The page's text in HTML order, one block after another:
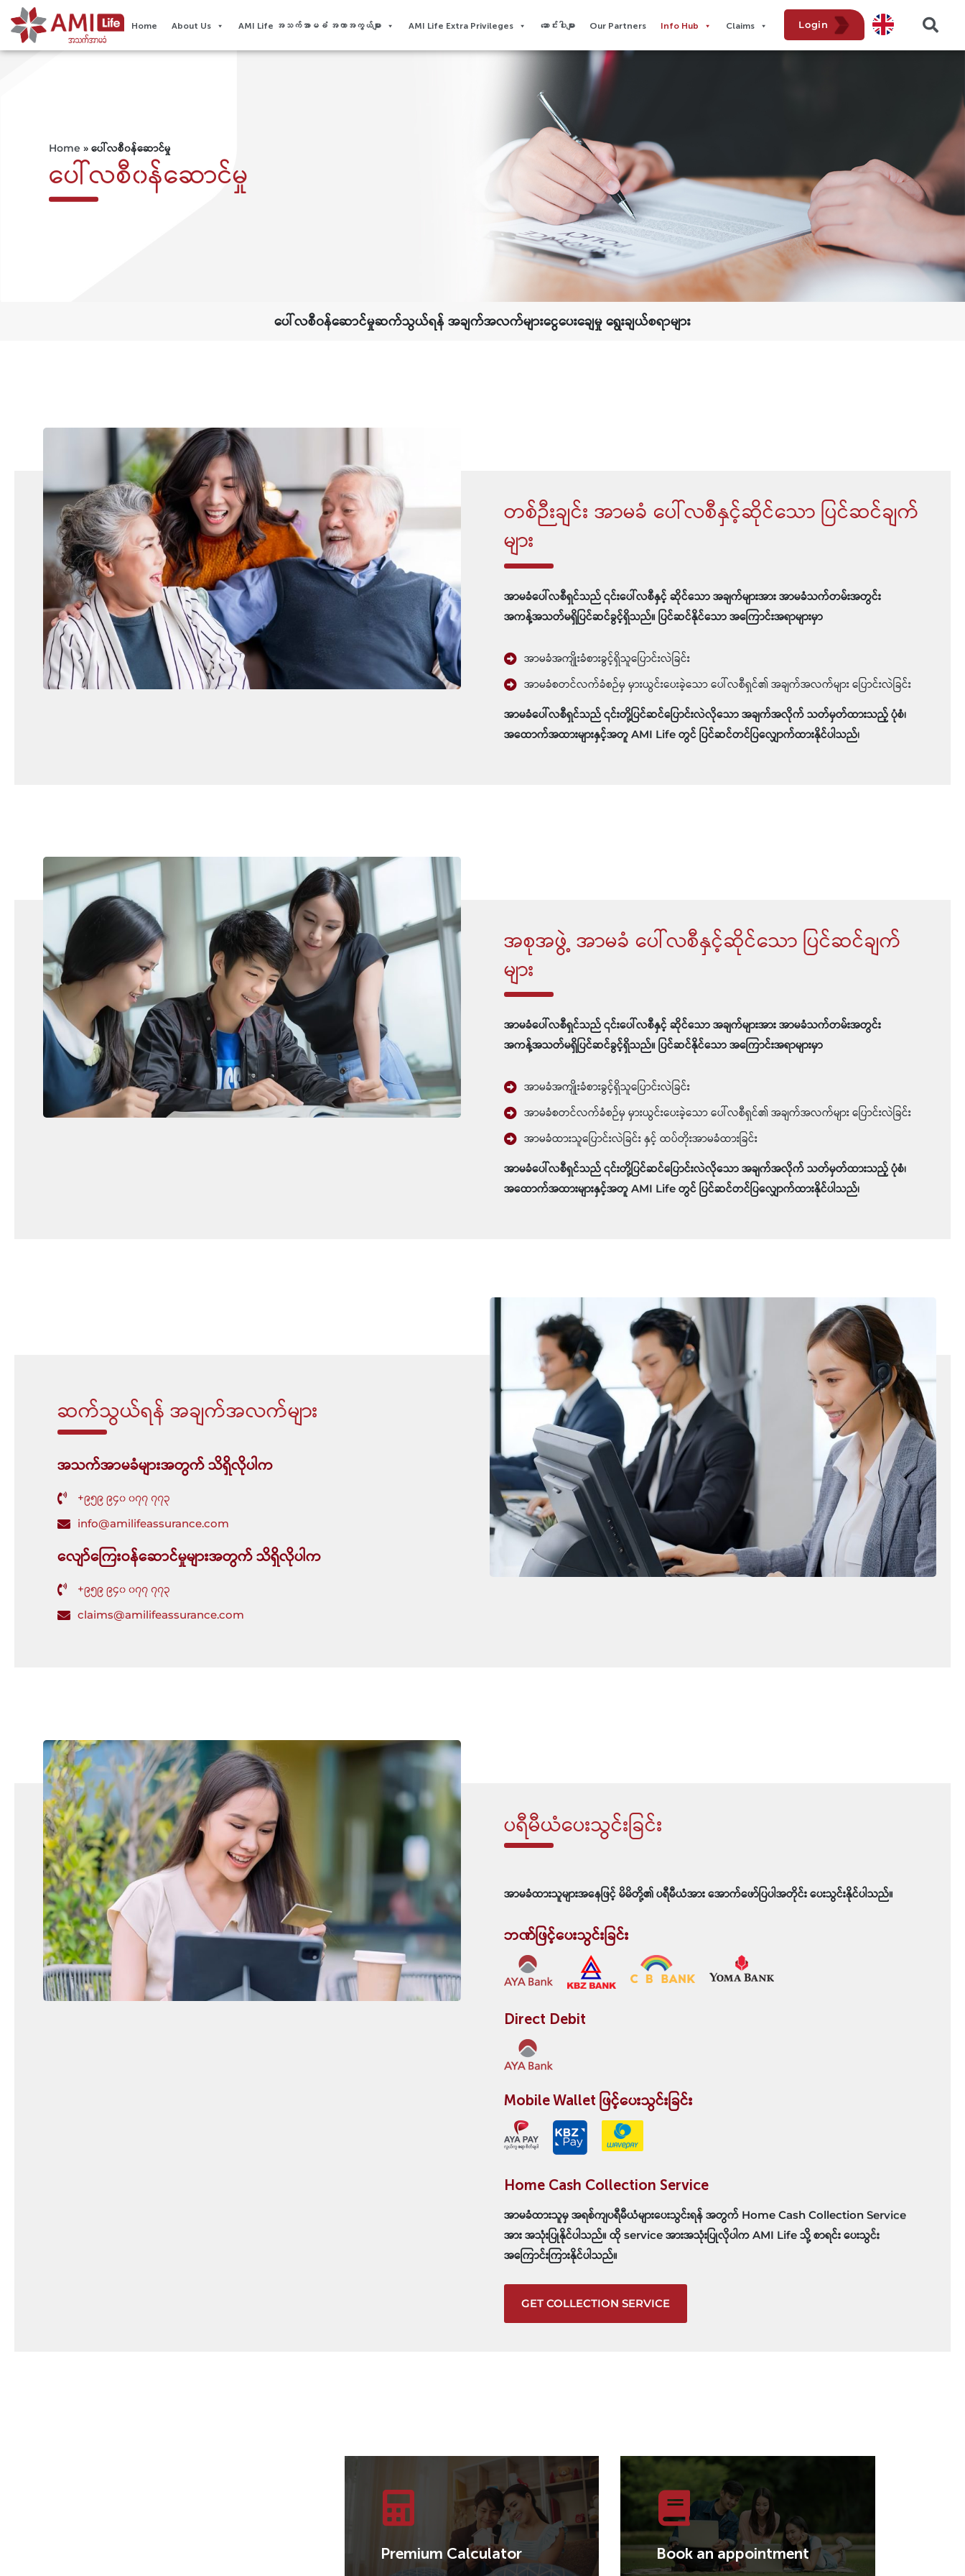
Home About Us AMI Life အသက်အာမခံ အကာအကွယ်များ AMI Life Extra Privileges​ ဆောင်းပါးများ Our Partners​ Info Hub Claims Login
Home » ပေါ်လစီ၀န်ဆောင်မှု
ပေါ်လစီ၀န်ဆောင်မှု
ပေါ်လစီ၀န်ဆောင်မှုဆက်သွယ်ရန် အချက်အလက်များငွေပေးချေမှု ရွေးချယ်စရာများ
တစ်ဉီးချင်း အာမခံ ပေါ်လစီနှင့်ဆိုင်သော ပြင်ဆင်ချက်
များ
အာမခံပေါ်လစီရှင်သည် ၎င်းပေါ်လစီနှင့် ဆိုင်သော အချက်များအား အာမခံသက်တမ်းအတွင်း
အကန့်အသတ်မရှိပြင်ဆင်ခွင့်ရှိသည်။ ပြင်ဆင်နိုင်သော အကြောင်းအရာများမှာ
အာမခံအကျိုးခံစားခွင့်ရှိသူပြောင်းလဲခြင်း
အာမခံစတင်လက်ခံစဉ်မှ မှားယွင်းပေးခဲ့သော ပေါ်လစီရှင်၏ အချက်အလက်များ ပြောင်းလဲခြင်း
အာမခံပေါ်လစီရှင်သည် ၎င်းတို့ပြင်ဆင်ပြောင်းလဲလိုသော အချက်အလိုက် သတ်မှတ်ထားသည့် ပုံစံ၊
အထောက်အထားများနှင့်အတူ AMI Life တွင် ပြင်ဆင်တင်ပြလျှောက်ထားနိုင်ပါသည်၊
အစုအဖွဲ့ အာမခံ ပေါ်လစီနှင့်ဆိုင်သော ပြင်ဆင်ချက်
များ
အာမခံပေါ်လစီရှင်သည် ၎င်းပေါ်လစီနှင့် ဆိုင်သော အချက်များအား အာမခံသက်တမ်းအတွင်း
အကန့်အသတ်မရှိပြင်ဆင်ခွင့်ရှိသည်။ ပြင်ဆင်နိုင်သော အကြောင်းအရာများမှာ
အာမခံအကျိုးခံစားခွင့်ရှိသူပြောင်းလဲခြင်း
အာမခံစတင်လက်ခံစဉ်မှ မှားယွင်းပေးခဲ့သော ပေါ်လစီရှင်၏ အချက်အလက်များ ပြောင်းလဲခြင်း
အာမခံထားသူပြောင်းလဲခြင်း နှင့် ထပ်တိုးအာမခံထားခြင်း
အာမခံပေါ်လစီရှင်သည် ၎င်းတို့ပြင်ဆင်ပြောင်းလဲလိုသော အချက်အလိုက် သတ်မှတ်ထားသည့် ပုံစံ၊
အထောက်အထားများနှင့်အတူ AMI Life တွင် ပြင်ဆင်တင်ပြလျှောက်ထားနိုင်ပါသည်၊
ဆက်သွယ်ရန် အချက်အလက်များ
အသက်အာမခံများအတွက် သိရှိလိုပါက
+၉၅၉ ၉၄၀ ၀၇၇ ၇၇၃
info@amilifeassurance.com
လျော်ကြေးဝန်ဆောင်မှုများအတွက် သိရှိလိုပါက
+၉၅၉ ၉၄၀ ၀၇၇ ၇၇၃
claims@amilifeassurance.com
ပရီမီယံပေးသွင်းခြင်း
အာမခံထားသူများအနေဖြင့် မိမိတို့၏ ပရီမီယံအား အောက်ဖော်ပြပါအတိုင်း ပေးသွင်းနိုင်ပါသည်။
ဘဏ်ဖြင့်ပေးသွင်းခြင်း
Direct Debit
Mobile Wallet ဖြင့်ပေးသွင်းခြင်း
Home Cash Collection Service
အာမခံထားသူမှ အရစ်ကျပရီမီယံများပေးသွင်းရန် အတွက် Home Cash Collection Service
အား အသုံးပြုနိုင်ပါသည်။ ထို service အားအသုံးပြုလိုပါက AMI Life သို့ စာရင်း ပေးသွင်း
အကြောင်းကြားနိုင်ပါသည်။
GET COLLECTION SERVICE
Premium Calculator Book an appointment